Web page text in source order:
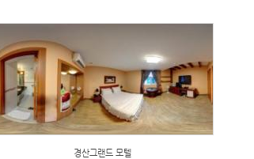
경산그랜드 모텔